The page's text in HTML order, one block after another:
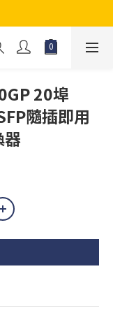
20埠
隨插即用
器